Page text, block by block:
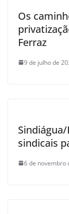
Os
Ferraz
9 de julho de
sindicais
6 de novembro